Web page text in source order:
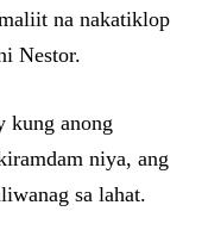
na nakatiklop
Nestor.
kung anong
niya, ang
sa lahat.